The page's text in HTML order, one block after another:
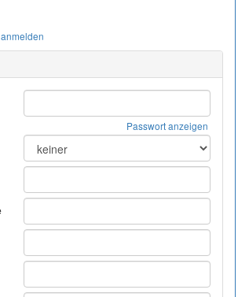
Passwort anzeigen